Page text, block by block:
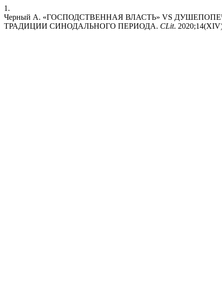
1.
Черный А. «ГОСПОДСТВЕННАЯ ВЛАСТЬ» VS
ТРАДИЦИИ СИНОДАЛЬНОГО ПЕРИОДА. CLit.